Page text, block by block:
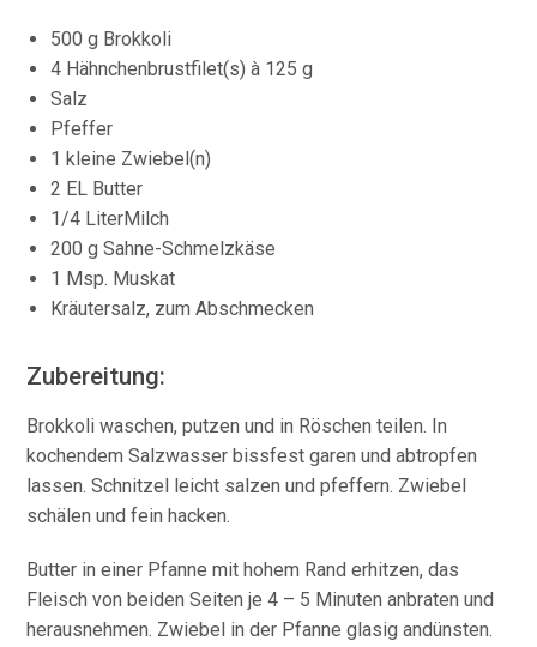
500 g Brokkoli
4 Hähnchenbrustfilet(s) à 125 g
Salz
Pfeffer
1 kleine Zwiebel(n)
2 EL Butter
1/4 LiterMilch
200 g Sahne-Schmelzkäse
1 Msp. Muskat
Kräutersalz, zum Abschmecken
Zubereitung:
Brokkoli waschen, putzen und in Röschen teilen. In
kochendem Salzwasser bissfest garen und abtropfen
lassen. Schnitzel leicht salzen und pfeffern. Zwiebel
schälen und fein hacken.
Butter in einer Pfanne mit hohem Rand erhitzen, das
Fleisch von beiden Seiten je 4 – 5 Minuten anbraten und
herausnehmen. Zwiebel in der Pfanne glasig andünsten.